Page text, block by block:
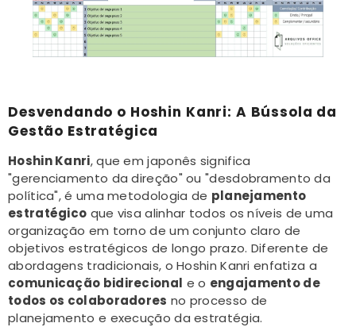
Desvendando o Hoshin Kanri: A Bússola da
Gestão Estratégica
Hoshin Kanri, que em japonês significa
"gerenciamento da direção" ou "desdobramento da
política", é uma metodologia de planejamento
estratégico que visa alinhar todos os níveis de uma
organização em torno de um conjunto claro de
objetivos estratégicos de longo prazo. Diferente de
abordagens tradicionais, o Hoshin Kanri enfatiza a
comunicação bidirecional e o engajamento de
todos os colaboradores no processo de
planejamento e execução da estratégia.